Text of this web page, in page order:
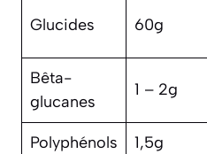
Glucides 60g
Bêta-
glucanes
1 – 2g
Polyphénols 1,5g